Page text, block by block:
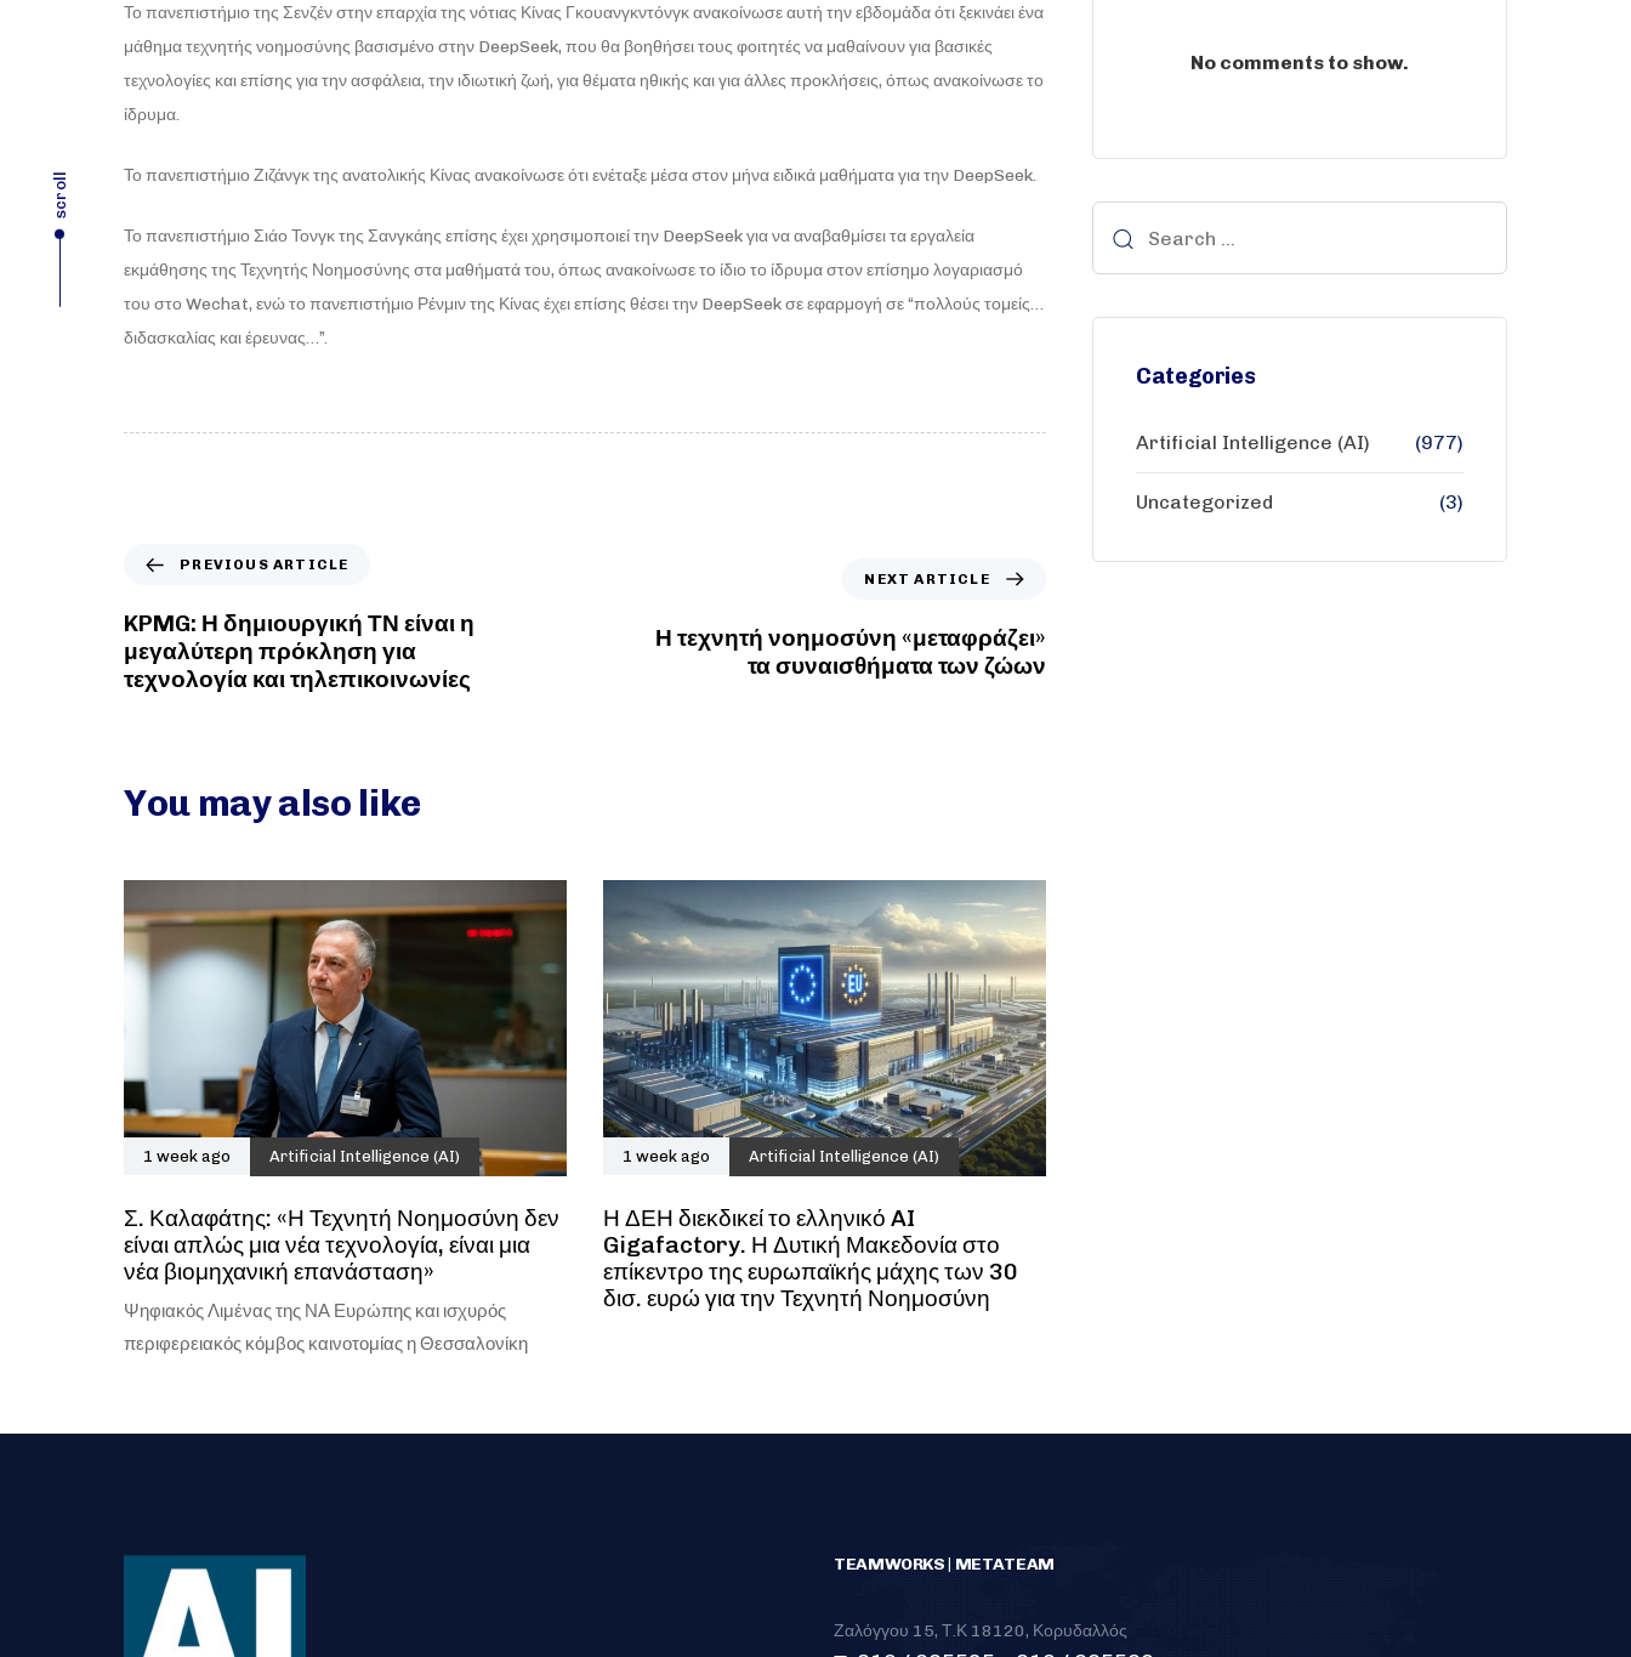
scroll
Το πανεπιστήμιο της Σενζέν στην επαρχία της νότιας Κίνας Γκουανγκντόνγκ ανακοίνωσε αυτή την εβδομάδα ότι ξεκινάει ένα
μάθημα τεχνητής νοημοσύνης βασισμένο στην DeepSeek, που θα βοηθήσει τους φοιτητές να μαθαίνουν για βασικές
τεχνολογίες και επίσης για την ασφάλεια, την ιδιωτική ζωή, για θέματα ηθικής και για άλλες προκλήσεις, όπως ανακοίνωσε το
ίδρυμα.
Το πανεπιστήμιο Ζιζάνγκ της ανατολικής Κίνας ανακοίνωσε ότι ενέταξε μέσα στον μήνα ειδικά μαθήματα για την DeepSeek.
Το πανεπιστήμιο Σιάο Τονγκ της Σανγκάης επίσης έχει χρησιμοποιεί την DeepSeek για να αναβαθμίσει τα εργαλεία
εκμάθησης της Τεχνητής Νοημοσύνης στα μαθήματά του, όπως ανακοίνωσε το ίδιο το ίδρυμα στον επίσημο λογαριασμό
του στο Wechat, ενώ το πανεπιστήμιο Ρένμιν της Κίνας έχει επίσης θέσει την DeepSeek σε εφαρμογή σε “πολλούς τομείς…
διδασκαλίας και έρευνας…”.
PREVIOUS ARTICLE
KPMG: Η δημιουργική ΤΝ είναι η
μεγαλύτερη πρόκληση για
τεχνολογία και τηλεπικοινωνίες
NEXT ARTICLE
Η τεχνητή νοημοσύνη «μεταφράζει»
τα συναισθήματα των ζώων
You may also like
1 week ago Artificial Intelligence (AI)
Σ. Καλαφάτης: «Η Τεχνητή Νοημοσύνη δεν
είναι απλώς μια νέα τεχνολογία, είναι μια
νέα βιομηχανική επανάσταση»
Ψηφιακός Λιμένας της ΝΑ Ευρώπης και ισχυρός
περιφερειακός κόμβος καινοτομίας η Θεσσαλονίκη
1 week ago Artificial Intelligence (AI)
Η ΔΕΗ διεκδικεί το ελληνικό AI
Gigafactory. Η Δυτική Μακεδονία στο
επίκεντρο της ευρωπαϊκής μάχης των 30
δισ. ευρώ για την Τεχνητή Νοημοσύνη
No comments to show.
Categories
Artificial Intelligence (AI) (977)
Uncategorized (3)
TEAMWORKS | METATEAM
Ζαλόγγου 15, Τ.Κ 18120, Κορυδαλλός